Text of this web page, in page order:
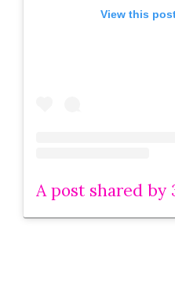
View this
A post shared by